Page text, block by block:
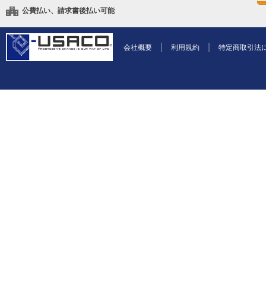
公費払い、請求書後払い可能
会社概要 利用規約 特定商取引法